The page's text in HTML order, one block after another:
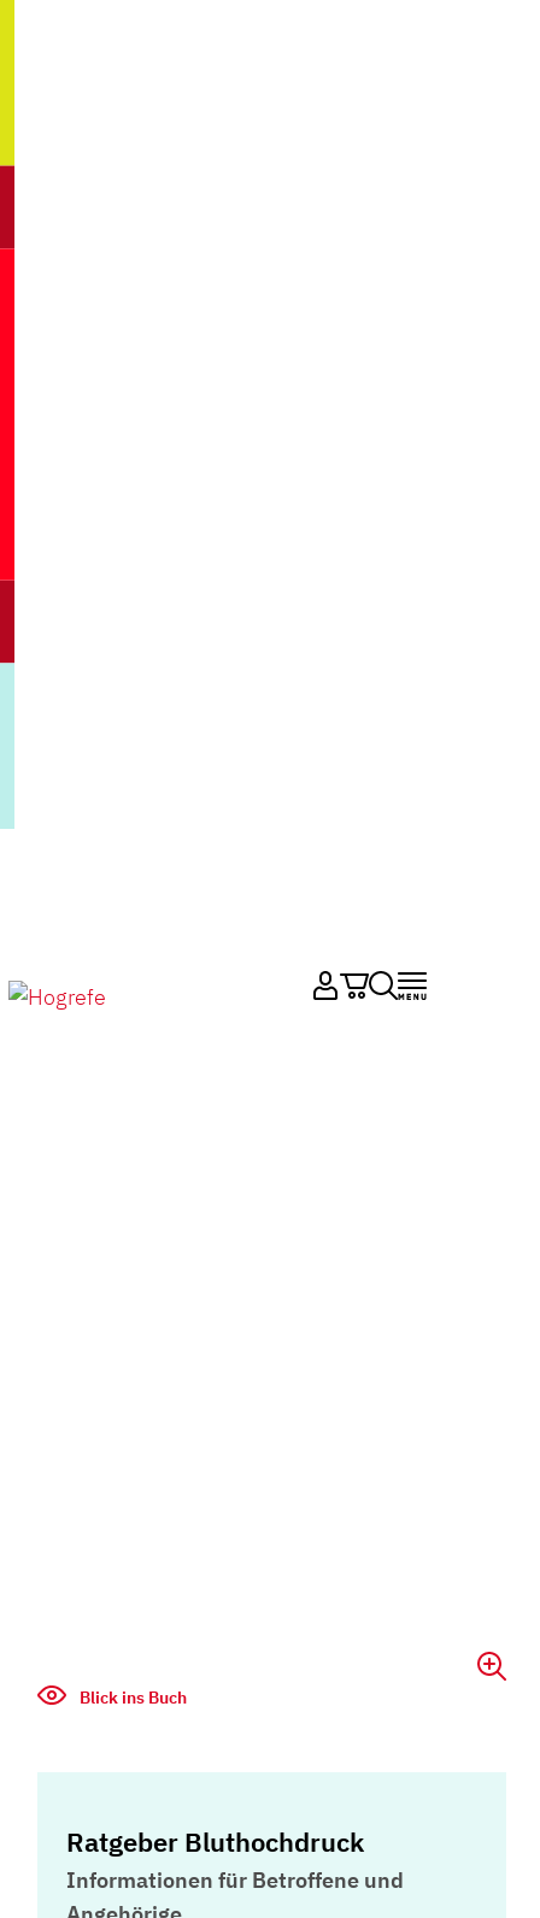
Blick ins Buch
Ratgeber Bluthochdruck
Informationen für Betroffene und